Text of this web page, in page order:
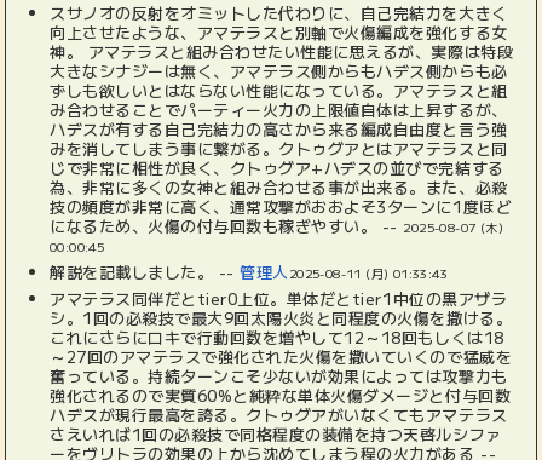
スサノオの反射をオミットした代わりに、自己完結力を大きく
向上させたような、アマテラスと別軸で火傷編成を強化する女
神。 アマテラスと組み合わせたい性能に思えるが、実際は特段
大きなシナジーは無く、アマテラス側からもハデス側からも必
ずしも欲しいとはならない性能になっている。アマテラスと組
み合わせることでパーティー火力の上限値自体は上昇するが、
ハデスが有する自己完結力の高さから来る編成自由度と言う強
みを消してしまう事に繋がる。クトゥグアとはアマテラスと同
じで非常に相性が良く、クトゥグア+ハデスの並びで完結する
為、非常に多くの女神と組み合わせる事が出来る。また、必殺
技の頻度が非常に高く、通常攻撃がおおよそ3ターンに1度ほど
になるため、火傷の付与回数も稼ぎやすい。 -- 2025-08-07 (木)
00:00:45
解説を記載しました。 --管理人2025-08-11 (月) 01:33:43
アマテラス同伴だとtier0上位。単体だとtier1中位の黒アザラ
シ。1回の必殺技で最大9回太陽火炎と同程度の火傷を撒ける。
これにさらにロキで行動回数を増やして12～18回もしくは18
～27回のアマテラスで強化された火傷を撒いていくので猛威を
奮っている。持続ターンこそ少ないが効果によっては攻撃力も
強化されるので実質60%と純粋な単体火傷ダメージと付与回数
ハデスが現行最高を誇る。クトゥグアがいなくてもアマテラス
さえいれば1回の必殺技で同格程度の装備を持つ天啓ルシファ
ーをヴリトラの効果の上から沈めてしまう程の火力がある --